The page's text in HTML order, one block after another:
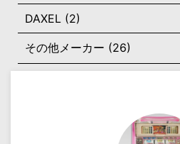
DAXEL (2)
その他メーカー (26)